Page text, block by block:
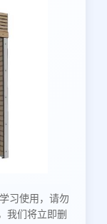
习使用，请勿
我们将立即删